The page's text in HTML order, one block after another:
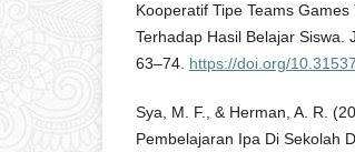
Kooperatif Tipe Teams
Terhadap Hasil Belajar Siswa.
63–74. https://doi.org/
Sya, M. F., & Herman, A. R.
Pembelajaran Ipa Di Sekolah